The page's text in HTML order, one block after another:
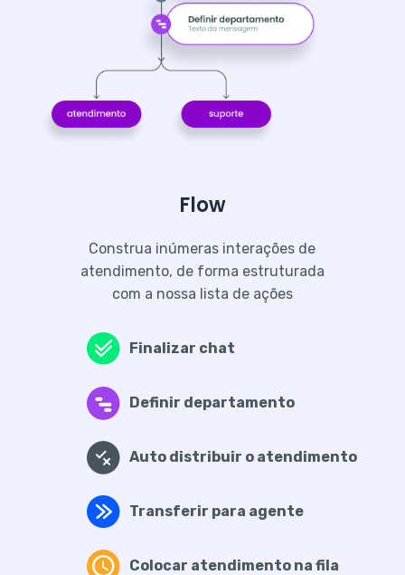
Flow
Construa inúmeras interações de
atendimento, de forma estruturada
com a nossa lista de ações
Finalizar chat
Definir departamento
Auto distribuir o atendimento
Transferir para agente
Colocar atendimento na fila